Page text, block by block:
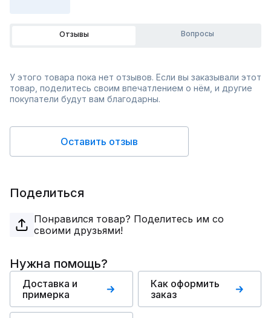
Отзывы Вопросы
У этого товара пока нет отзывов. Если вы заказывали этот
товар, поделитесь своим впечатлением о нём, и другие
покупатели будут вам благодарны.
Оставить отзыв
Поделиться
Понравился товар? Поделитесь им со
своими друзьями!
Нужна помощь?
Доставка и
примерка
Как оформить
заказ